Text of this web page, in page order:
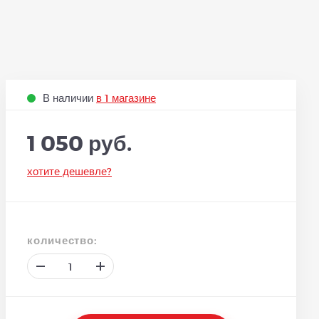
В наличии в 1 магазине
1 050 руб.
хотите дешевле?
количество: